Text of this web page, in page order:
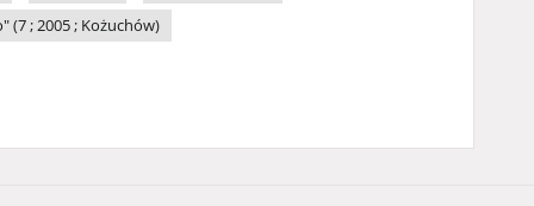
; 2005 ; Kożuchów)